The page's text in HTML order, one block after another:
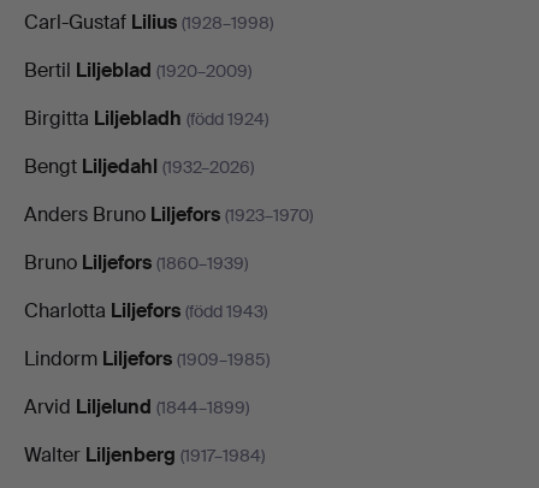
Carl-Gustaf Lilius (1928–1998)
Bertil Liljeblad (1920–2009)
Birgitta Liljebladh (född 1924)
Bengt Liljedahl (1932–2026)
Anders Bruno Liljefors (1923–1970)
Bruno Liljefors (1860–1939)
Charlotta Liljefors (född 1943)
Lindorm Liljefors (1909–1985)
Arvid Liljelund (1844–1899)
Walter Liljenberg (1917–1984)